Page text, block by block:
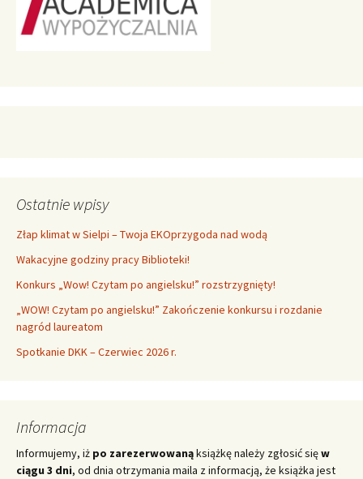
Ostatnie wpisy
Złap klimat w Sielpi – Twoja EKOprzygoda nad wodą
Wakacyjne godziny pracy Biblioteki!
Konkurs „Wow! Czytam po angielsku!” rozstrzygnięty!
„WOW! Czytam po angielsku!” Zakończenie konkursu i rozdanie
nagród laureatom
Spotkanie DKK – Czerwiec 2026 r.
Informacja
Informujemy, iż po zarezerwowanąksiążkę należy zgłosić sięw
ciągu 3 dni, od dnia otrzymania maila z informacją, że książka jest